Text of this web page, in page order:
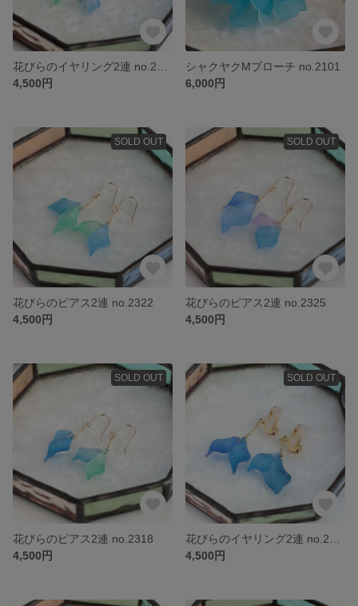
4,500円
シャクヤクMブローチ no.2101
6,000円
SOLD OUT
花びらのピアス2連 no.2322
4,500円
SOLD OUT
花びらのピアス2連 no.2325
4,500円
SOLD OUT
花びらのピアス2連 no.2318
4,500円
SOLD OUT
4,500円